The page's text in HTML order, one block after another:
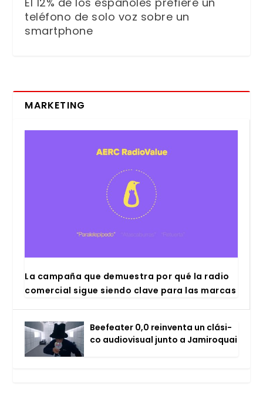
teléfono de solo voz sobre un
smartphone
MARKETING
La cam­pa­ña que demues­tra por qué la radio
comer­cial sigue sien­do cla­ve para las mar­cas
Bee­fea­ter 0,0 rein­ven­ta un clá­si­
co audio­vi­sual jun­to a Jami­ro­quai